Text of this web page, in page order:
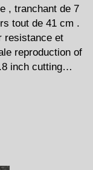
, tranchant de 7
tout de 41 cm .
resistance et
reproduction of
inch cutting…